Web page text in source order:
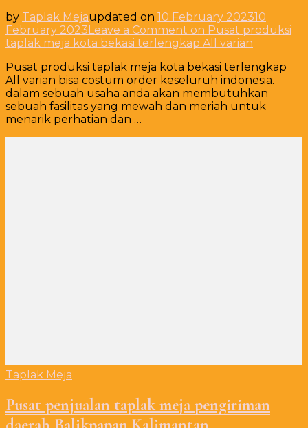
by Taplak Mejaupdated on 10 February 202310
February 2023Leave a Comment on Pusat produksi
taplak meja kota bekasi terlengkap All varian
Pusat produksi taplak meja kota bekasi terlengkap
All varian bisa costum order keseluruh indonesia.
dalam sebuah usaha anda akan membutuhkan
sebuah fasilitas yang mewah dan meriah untuk
menarik perhatian dan …
Taplak Meja
Pusat penjualan taplak meja pengiriman